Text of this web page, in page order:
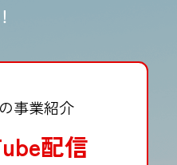
事業紹介
配信